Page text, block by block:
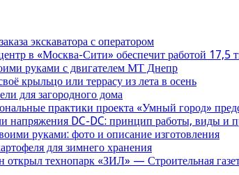
экскаватора с оператором
в «Москва-Сити» обеспечит работой 17,5
руками с двигателем МТ Днепр
крыльцо или террасу из лета в осень
для загородного дома
практики проекта «Умный город»
напряжения DC-DC: принцип работы, виды и
руками: фото и описание изготовления
для зимнего хранения
открыл технопарк «ЗИЛ» — Строительная